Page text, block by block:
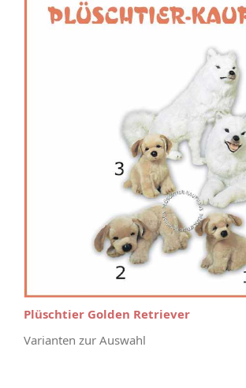
Plüschtier Golden Retriever
Varianten zur Auswahl